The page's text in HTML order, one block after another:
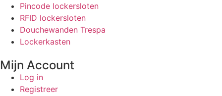
Pincode lockersloten
RFID lockersloten
Douchewanden Trespa
Lockerkasten
Mijn Account
Log in
Registreer